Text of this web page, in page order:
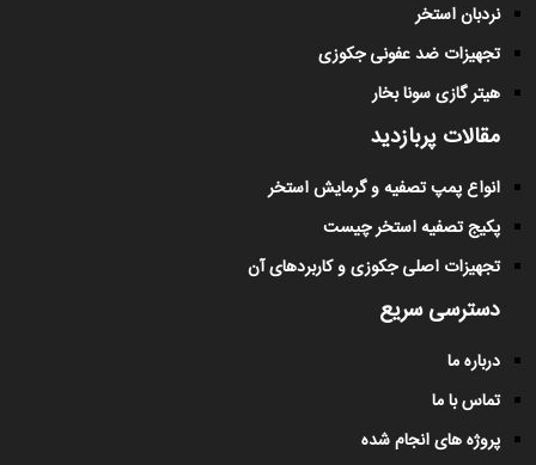
نردبان استخر
تجهیزات ضد عفونی جکوزی
هیتر گازی سونا بخار
مقالات پربازدید
انواع پمپ تصفیه و گرمایش استخر
پکیج تصفیه استخر چیست
تجهیزات اصلی جکوزی و کاربردهای آن
دسترسی سریع
درباره ما
تماس با ما
پروژه های انجام شده